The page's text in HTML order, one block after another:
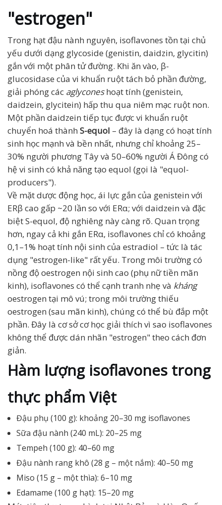
"estrogen"
Trong hạt đậu nành nguyên, isoflavones tồn tại chủ
yếu dưới dạng glycoside (genistin, daidzin, glycitin)
gắn với một phân tử đường. Khi ăn vào, β-
glucosidase của vi khuẩn ruột tách bỏ phần đường,
giải phóng các aglyconeshoạt tính (genistein,
daidzein, glycitein) hấp thu qua niêm mạc ruột non.
Một phần daidzein tiếp tục được vi khuẩn ruột
chuyển hoá thành S-equol – đây là dạng có hoạt tính
sinh học mạnh và bền nhất, nhưng chỉ khoảng 25–
30% người phương Tây và 50–60% người Á Đông có
hệ vi sinh có khả năng tạo equol (gọi là "equol-
producers").
Về mặt dược động học, ái lực gắn của genistein với
ERβ cao gấp ~20 lần so với ERα; với daidzein và đặc
biệt S-equol, độ nghiêng này càng rõ. Quan trọng
hơn, ngay cả khi gắn ERα, isoflavones chỉ có khoảng
0,1–1% hoạt tính nội sinh của estradiol – tức là tác
dụng "estrogen-like" rất yếu. Trong môi trường có
nồng độ oestrogen nội sinh cao (phụ nữ tiền mãn
kinh), isoflavones có thể cạnh tranh nhẹ và kháng
oestrogen tại mô vú; trong môi trường thiếu
oestrogen (sau mãn kinh), chúng có thể bù đắp một
phần. Đây là cơ sở cơ học giải thích vì sao isoflavones
không thể được dán nhãn "estrogen" theo cách đơn
giản.
Hàm lượng isoflavones trong
thực phẩm Việt
Đậu phụ (100 g): khoảng 20–30 mg isoflavones
Sữa đậu nành (240 mL): 20–25 mg
Tempeh (100 g): 40–60 mg
Đậu nành rang khô (28 g – một nắm): 40–50 mg
Miso (15 g – một thìa): 6–10 mg
Edamame (100 g hạt): 15–20 mg